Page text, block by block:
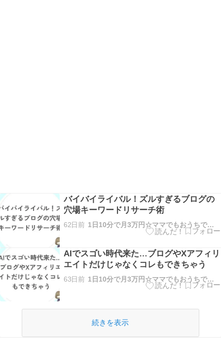
バイバイライバル！ズルすぎるブログの
穴場キーワードリサーチ術
62日前 1日10分で月3万円☆ママでもおうちで稼げる方法を解説
AIでスゴい時代来た…ブログやXアフィリ
エイトだけじゃなくコレもできちゃう
63日前 1日10分で月3万円☆ママでもおうちで稼げる方法を解説
続きを表示